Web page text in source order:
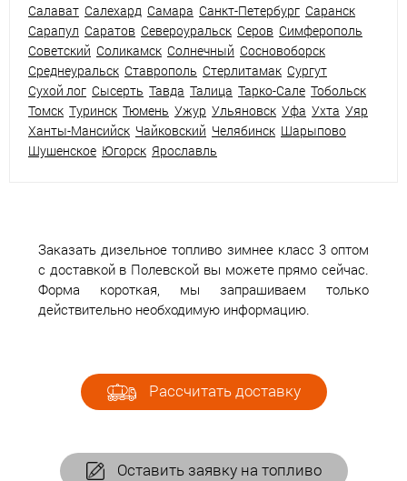
Салават Салехард Самара Санкт-Петербург Саранск
Сарапул Саратов Североуральск Серов Симферополь
Советский Соликамск Солнечный Сосновоборск
Среднеуральск Ставрополь Стерлитамак Сургут
Сухой лог Сысерть Тавда Талица Тарко-Сале Тобольск
Томск Туринск Тюмень Ужур Ульяновск Уфа Ухта Уяр
Ханты-Мансийск Чайковский Челябинск Шарыпово
Шушенское Югорск Ярославль
Заказать дизельное топливо зимнее класс 3 оптом
с доставкой в Полевской вы можете прямо сейчас.
Форма короткая, мы запрашиваем только
действительно необходимую информацию.
Рассчитать доставку
Оставить заявку на топливо